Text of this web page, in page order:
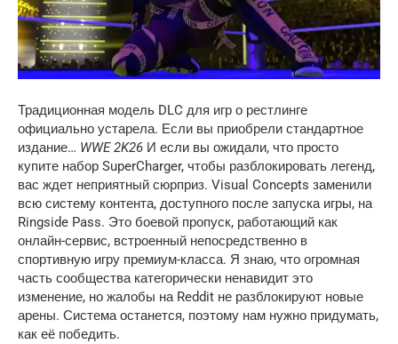
Традиционная модель DLC для игр о рестлинге
официально устарела. Если вы приобрели стандартное
издание… WWE 2K26 И если вы ожидали, что просто
купите набор SuperCharger, чтобы разблокировать легенд,
вас ждет неприятный сюрприз. Visual Concepts заменили
всю систему контента, доступного после запуска игры, на
Ringside Pass. Это боевой пропуск, работающий как
онлайн-сервис, встроенный непосредственно в
спортивную игру премиум-класса. Я знаю, что огромная
часть сообщества категорически ненавидит это
изменение, но жалобы на Reddit не разблокируют новые
арены. Система останется, поэтому нам нужно придумать,
как её победить.